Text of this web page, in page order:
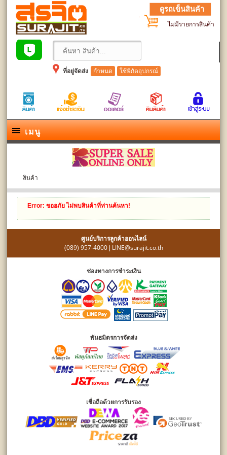
ดูรถเข็นสินค้า
ไม่มีรายการสินค้า
ที่อยู่จัดส่ง กำหนด ใช้พิกัดอุปกรณ์
เมนู
สินค้า
Error: ขออภัย ไม่พบสินค้าที่ท่านค้นหา!
ศูนย์บริการลูกค้าออนไลน์
(089) 957-4000| LINE@surajit.co.th
ช่องทางการชำระเงิน
พันธมิตรการจัดส่ง
เชื่อถือด้วยการรับรอง